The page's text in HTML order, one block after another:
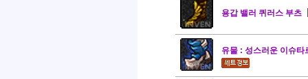
용갑 밸러 퀴러스 부츠
유물 : 성스러운 이슈타